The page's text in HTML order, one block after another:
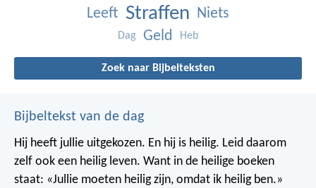
Leeft Straffen Niets
Dag Geld Heb
Zoek naar Bijbelteksten
Bijbeltekst van de dag
Hij heeft jullie uitgekozen. En hij is heilig. Leid daarom
zelf ook een heilig leven. Want in de heilige boeken
staat: «Jullie moeten heilig zijn, omdat ik heilig ben.»